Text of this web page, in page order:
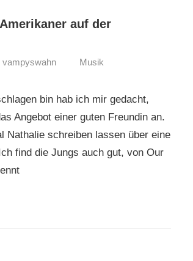
auf der
vampyswahn Musik
bin hab ich mir gedacht,
Angebot einer guten Freundin an.
Nathalie schreiben lassen über eine
find die Jungs auch gut, von Our